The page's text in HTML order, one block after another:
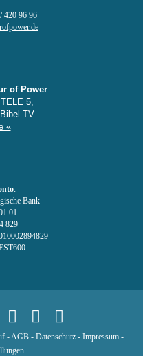
420 96 96
of Power
5,
TV
«
:
Bank
01
829
-AGB- Datenschutz- Impressum-